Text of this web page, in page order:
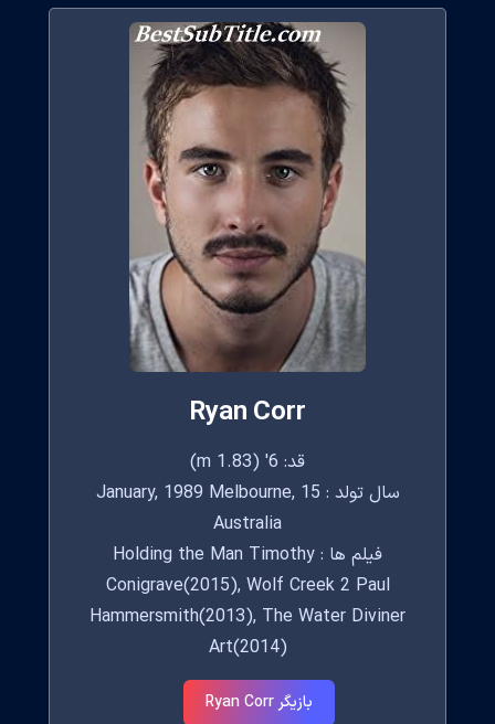
Ryan Corr
قد: 6' (1.83 m)
سال تولد : 15 January, 1989 Melbourne,
Australia
فیلم ها : Holding the Man Timothy
Conigrave(2015), Wolf Creek 2 Paul
Hammersmith(2013), The Water Diviner
Art(2014)
بازیگر Ryan Corr